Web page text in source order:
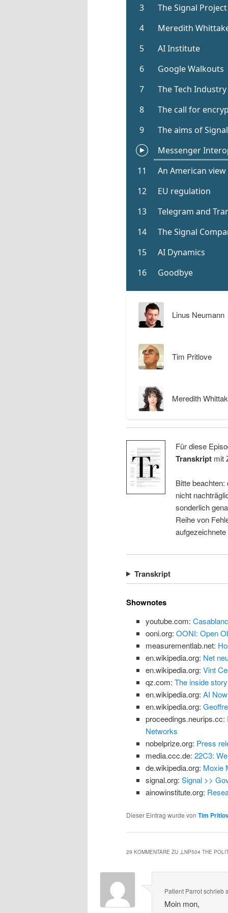
Linus Neumann
Tim Pritlove
Meredith
Für diese
Transkriptmit
Bitte
nicht
sonderlich
Reihe von
Transkript
Shownotes
youtube.com:
ooni.org: OONI: Open
measurementlab.net:
en.wikipedia.org: Net
en.wikipedia.org: Vint
qz.com: The inside
en.wikipedia.org: AI
en.wikipedia.org:
proceedings.neurips.cc:
Networks
nobelprize.org: Press
media.ccc.de: 22C3:
de.wikipedia.org: Moxie
signal.org: Signal >>
ainowinstitute.org:
Dieser Eintrag wurde von Tim
29 KOMMENTARE ZU „ LNP504 THE
Patient Parrotschrieb
Moin mon,